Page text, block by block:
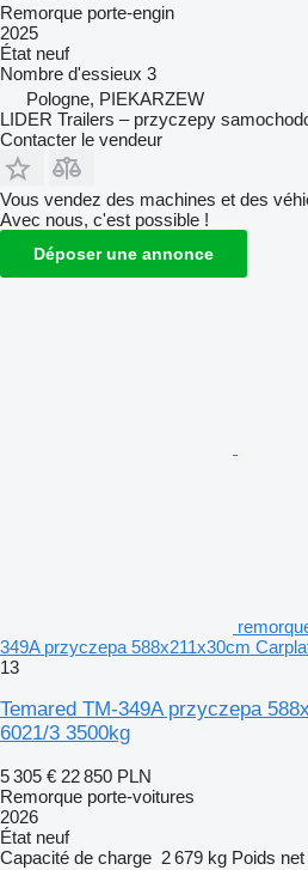
Remorque porte-engin
2025
État neuf
Nombre d'essieux 3
Pologne, PIEKARZEW
LIDER Trailers – przyczepy
Contacter le vendeur
Vous vendez des machines et des
Avec nous, c'est possible !
Déposer une annonce
349A przyczepa 588x211x30cm
13
Temared TM-349A przyczepa
6021/3 3500kg
5 305 € 22 850 PLN
Remorque porte-voitures
2026
État neuf
Capacité de charge 2 679 kg Poids